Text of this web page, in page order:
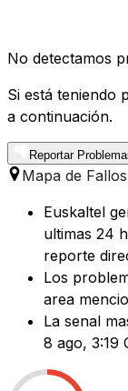
No detectamos
Si está teniendo
a continuación.
Reportar
Mapa de Fallos
Euskaltel
ultimas 24
reporte
Los
area
La senal
8 ago, 3:19